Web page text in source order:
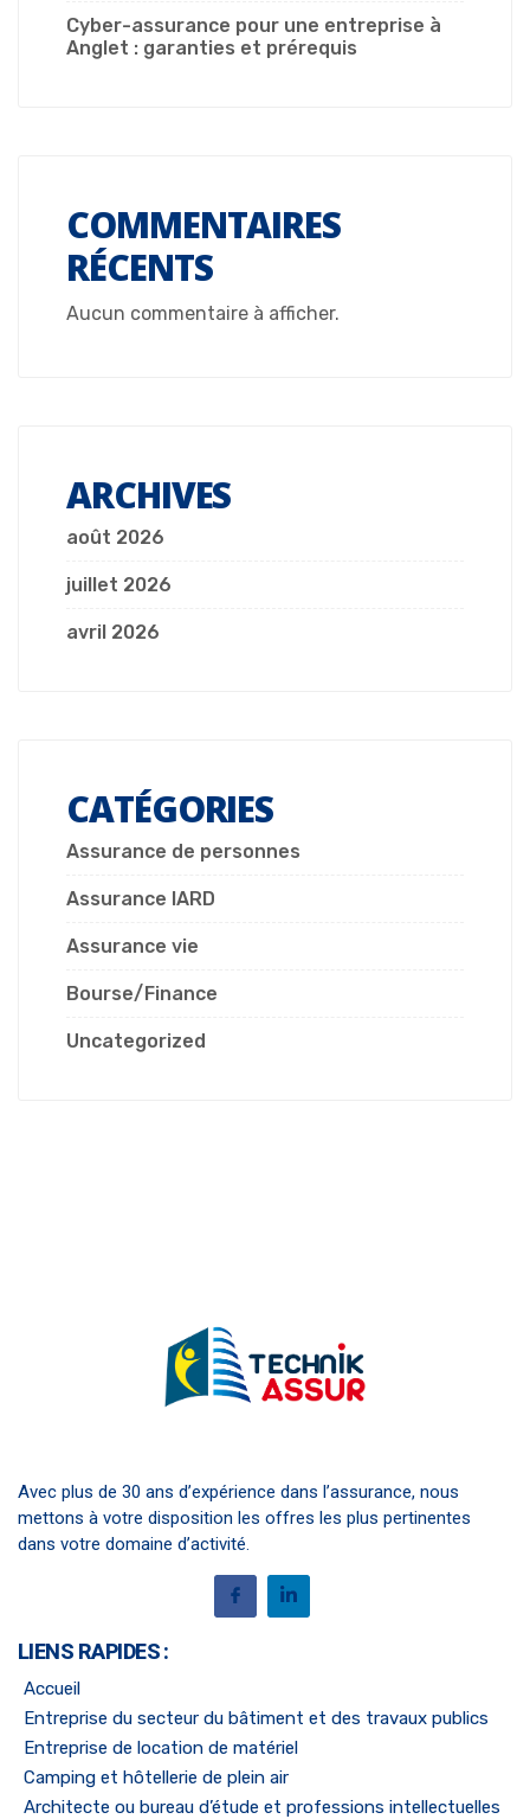
Cyber-assurance pour une entreprise à
Anglet : garanties et prérequis
COMMENTAIRES
RÉCENTS
Aucun commentaire à afficher.
ARCHIVES
août 2026
juillet 2026
avril 2026
CATÉGORIES
Assurance de personnes
Assurance IARD
Assurance vie
Bourse/Finance
Uncategorized
Avec plus de 30 ans d’expérience dans l’assurance, nous
mettons à votre disposition les offres les plus pertinentes
dans votre domaine d’activité.
LIENS RAPIDES :
Accueil
Entreprise du secteur du bâtiment et des travaux publics
Entreprise de location de matériel
Camping et hôtellerie de plein air
Architecte ou bureau d’étude et professions intellectuelles